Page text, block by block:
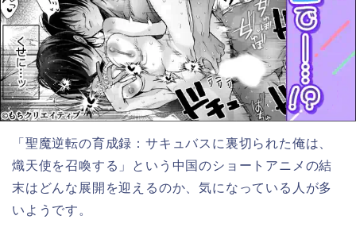
「聖魔逆転の育成録：サキュバスに裏切られた俺は、
熾天使を召喚する」という中国のショートアニメ の結
末はどんな展開を迎えるのか、気になっている人が多
いようです。